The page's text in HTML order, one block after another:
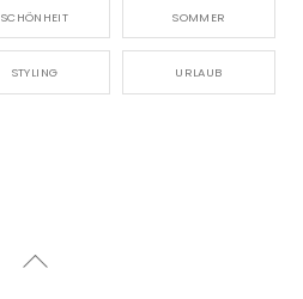
SCHÖNHEIT SOMMER
STYLING URLAUB
Back